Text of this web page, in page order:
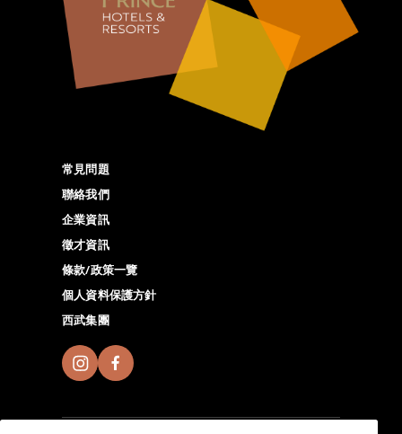
常見問題
聯絡我們
企業資訊
徵才資訊
條款/政策一覽
個人資料保護方針
西武集團